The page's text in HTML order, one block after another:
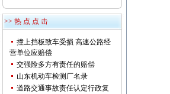
>> 热 点 点 击
撞上挡板致车受损 高速公路经
营单位应赔偿
交强险多方有责任的赔偿
山东机动车检测厂名录
道路交通事故责任认定行政复